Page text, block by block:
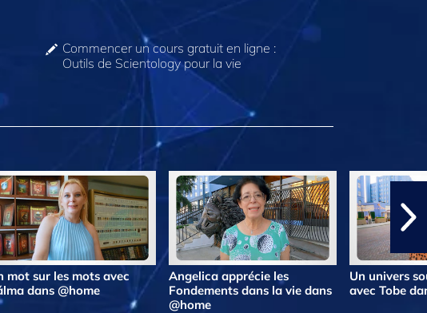
Commencer un cours gratuit en ligne :
Outils de Scientology pour la vie
mot sur les mots avec
dans @home
Angelica apprécie les
Fondements dans la vie dans
@home
Un univers
avec Tobe